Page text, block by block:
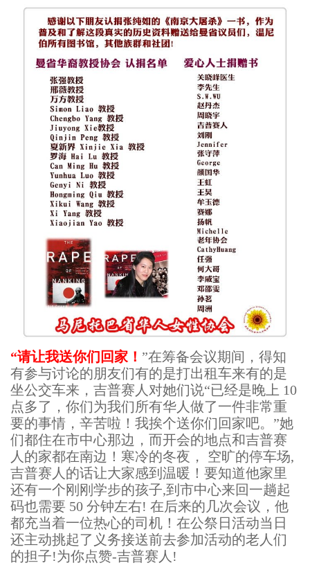
“请让我送你们回家！ ”在筹备会议期间，得知
有参与讨论的朋友们有的是打出租车来有的是
坐公交车来，吉普赛人对她们说“已经是晚上 10
点多了，你们为我们所有华人做了一件非常重
要的事情，辛苦啦！我挨个送你们回家吧。”她
们都住在市中心那边，而开会的地点和吉普赛
人的家都在南边！寒冷的冬夜， 空旷的停车场,
吉普赛人的话让大家感到温暖！要知道他家里
还有一个刚刚学步的孩子,到市中心来回一趟起
码也需要 50 分钟左右! 在后来的几次会议，他
都充当着一位热心的司机！在公祭日活动当日
还主动挑起了义务接送前去参加活动的老人们
的担子!为你点赞-吉普赛人!